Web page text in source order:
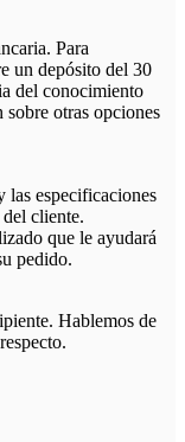
Para
un depósito del 30
del conocimiento
sobre otras opciones
las especificaciones
del cliente.
que le ayudará
pedido.
Hablemos de